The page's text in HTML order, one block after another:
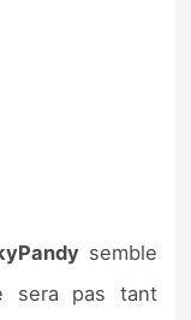
semble
sera pas tant